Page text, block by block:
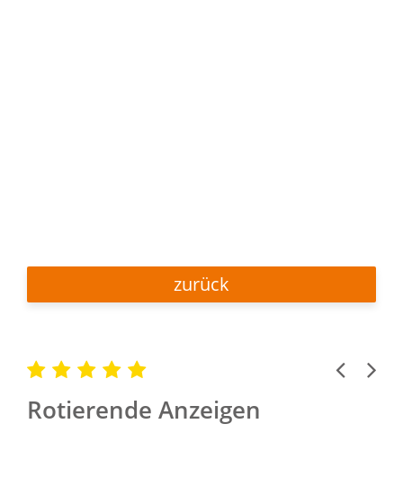
zurück
Rotierende Anzeigen
Previous
Next